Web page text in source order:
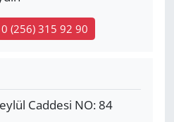
0 (256) 315 92 90
Caddesi NO: 84